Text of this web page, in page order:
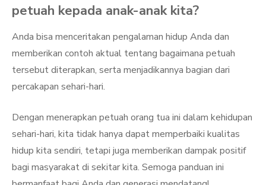
petuah kepada anak-anak kita?
Anda bisa menceritakan pengalaman hidup Anda dan
memberikan contoh aktual tentang bagaimana petuah
tersebut diterapkan, serta menjadikannya bagian dari
percakapan sehari-hari.
Dengan menerapkan petuah orang tua ini dalam kehidupan
sehari-hari, kita tidak hanya dapat memperbaiki kualitas
hidup kita sendiri, tetapi juga memberikan dampak positif
bagi masyarakat di sekitar kita. Semoga panduan ini